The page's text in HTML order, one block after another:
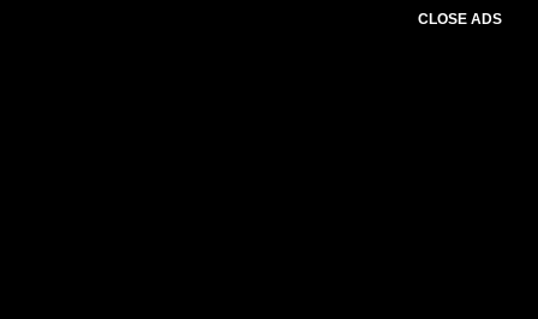
CLOSE ADS